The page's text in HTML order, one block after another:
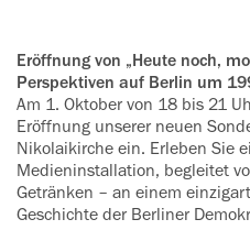
Eröffnung von „Heute noch, morgen schon. Filmische
Perspektiven auf Berlin um
Am 1. Oktober von 18 bis 21
Eröffnung unserer neuen
Nikolaikirche ein. Erleben Sie
Medieninstallation, ‍begleitet
Getränken – an einem
Geschichte der Berliner